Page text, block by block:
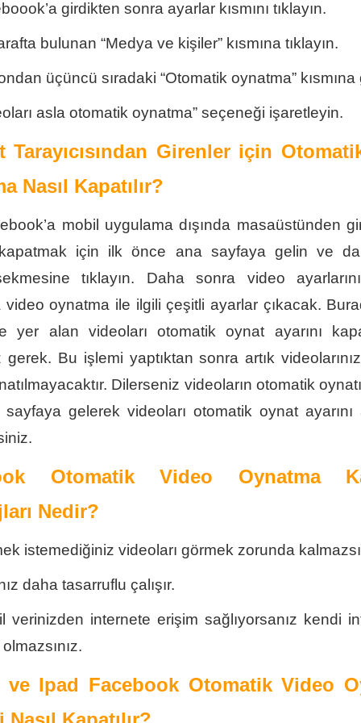
girdikten sonra ayarlar kısmını tıklayın.
bulunan “Medya ve kişiler” kısmına tıklayın.
üçüncü sıradaki “Otomatik oynatma” kısmına
asla otomatik oynatma” seçeneği işaretleyin.
Tarayıcısından Girenler için
Nasıl Kapatılır?
mobil uygulama dışında masaüstünden
için ilk önce ana sayfaya gelin ve
tıklayın. Daha sonra video ayarlarını
video oynatma ile ilgili çeşitli ayarlar çıkacak.
yer alan videoları otomatik oynat ayarını
gerek. Bu işlemi yaptıktan sonra artık
Dilerseniz videoların otomatik
gelerek videoları otomatik oynat ayarını
Otomatik Video Oynatma
Nedir?
istemediğiniz videoları görmek zorunda
daha tasarruflu çalışır.
verinizden internete erişim sağlıyorsanız kendi
ve Ipad Facebook Otomatik Video